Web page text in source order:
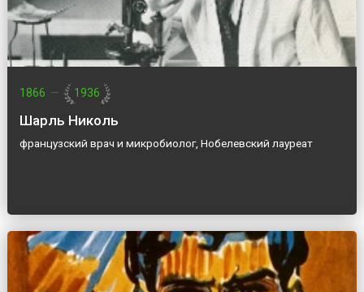
1866 — 1936
Шарль Николь
французский врач и микробиолог, Нобелевский лауреат